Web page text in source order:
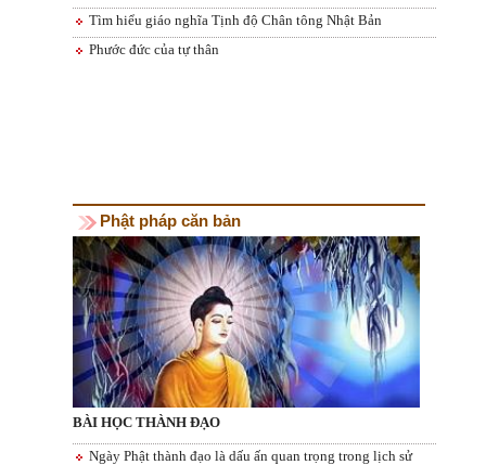
Tìm hiểu giáo nghĩa Tịnh độ Chân tông Nhật Bản
Phước đức của tự thân
Phật pháp căn bản
BÀI HỌC THÀNH ĐẠO
Ngày Phật thành đạo là dấu ấn quan trọng trong lịch sử